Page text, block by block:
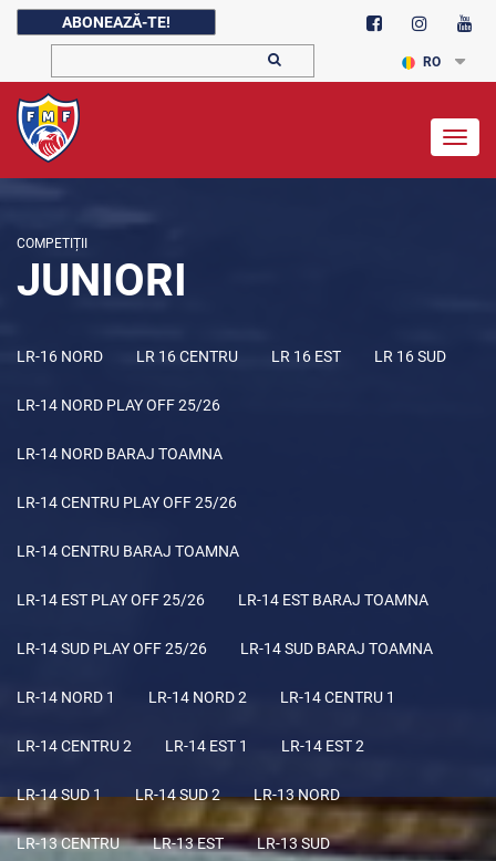
ABONEAZĂ-TE!
RO
COMPETIȚII
JUNIORI
LR-16 NORD LR 16 CENTRU LR 16 EST LR 16 SUD
LR-14 NORD PLAY OFF 25/26
LR-14 NORD BARAJ TOAMNA
LR-14 CENTRU PLAY OFF 25/26
LR-14 CENTRU BARAJ TOAMNA
LR-14 EST PLAY OFF 25/26 LR-14 EST BARAJ TOAMNA
LR-14 SUD PLAY OFF 25/26 LR-14 SUD BARAJ TOAMNA
LR-14 NORD 1 LR-14 NORD 2 LR-14 CENTRU 1
LR-14 CENTRU 2 LR-14 EST 1 LR-14 EST 2
LR-14 SUD 1 LR-14 SUD 2 LR-13 NORD
LR-13 CENTRU LR-13 EST LR-13 SUD